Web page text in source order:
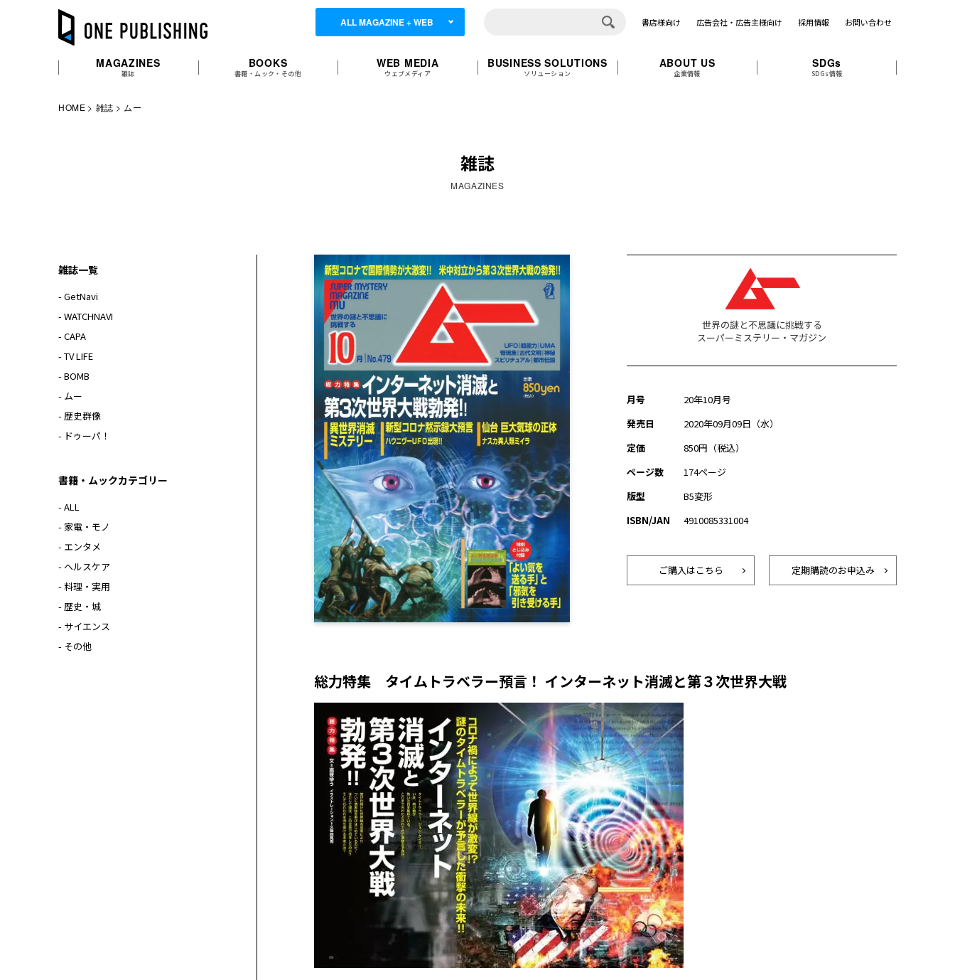
ALL MAGAZINE + WEB 書店様向け 広告会社・広告主様向け 採用情報 お問い合わせ
MAGAZINES
雑誌
BOOKS
書籍・ムック・その他
WEB MEDIA
ウェブメディア
BUSINESS SOLUTIONS
ソリューション
ABOUT US
企業情報
SDGs
SDGs情報
HOME 雑誌 ムー
雑誌
MAGAZINES
世界の謎と不思議に挑戦する
スーパーミステリー・マガジン
月号
20年10月号
発売日
2020年09月09日（水）
定価
850円（税込）
ページ数
174ページ
版型
B5変形
ISBN/JAN
4910085331004
ご購入はこちら 定期購読のお申込み
総力特集 タイムトラベラー預言！ インターネット消滅と第３次世界大戦
雑誌一覧
- GetNavi
- WATCHNAVI
- CAPA
- TV LIFE
- BOMB
- ムー
- 歴史群像
- ドゥーパ！
書籍・ムックカテゴリー
- ALL
- 家電・モノ
- エンタメ
- ヘルスケア
- 料理・実用
- 歴史・城
- サイエンス
- その他